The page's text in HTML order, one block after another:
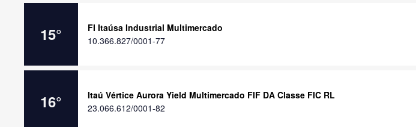
15°
FI Itaúsa Industrial Multimercado
10.366.827/0001-77
16°
Itaú Vértice Aurora Yield Multimercado FIF DA Classe FIC RL
23.066.612/0001-82